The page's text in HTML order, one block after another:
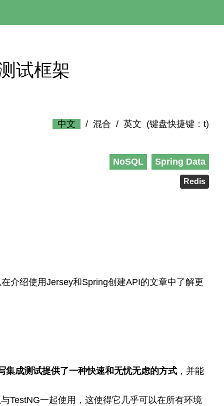
试框架
中文 / 混合 / 英文 (键盘快捷键：t)
NoSQL Spring Data
Redis
介绍使用Jersey和Spring创建API的文章中了解更
集成测试提供了一种快速和无忧无虑的方式，并能
TestNG一起使用，这使得它几乎可以在所有环境